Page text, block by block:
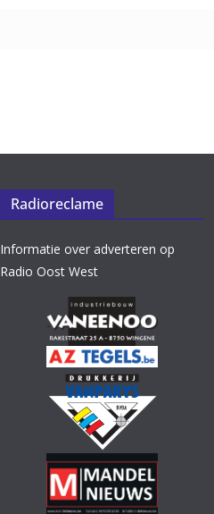
Radioreclame
Informatie over adverteren op
Radio Oost West